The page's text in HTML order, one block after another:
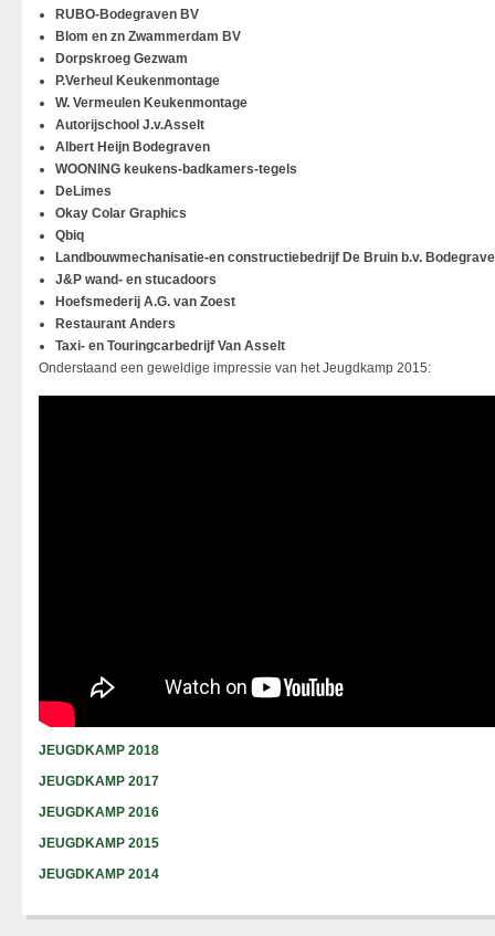
RUBO-Bodegraven BV
Blom en zn Zwammerdam BV
Dorpskroeg Gezwam
P.Verheul Keukenmontage
W. Vermeulen Keukenmontage
Autorijschool J.v.Asselt
Albert Heijn Bodegraven
WOONING keukens-badkamers-tegels
DeLimes
Okay Colar Graphics
Qbiq
Landbouwmechanisatie-en constructiebedrijf De Bruin b.v.
J&P wand- en stucadoors
Hoefsmederij A.G. van Zoest
Restaurant Anders
Taxi- en Touringcarbedrijf Van Asselt
Onderstaand een geweldige impressie van het Jeugdkamp 2015:
JEUGDKAMP 2018
JEUGDKAMP 2017
JEUGDKAMP 2016
JEUGDKAMP 2015
JEUGDKAMP 2014